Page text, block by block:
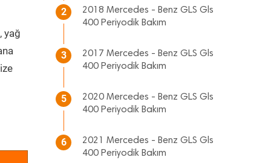
yağ
2
2018 Mercedes - Benz GLS Gls
400 Periyodik Bakım
3
2017 Mercedes - Benz GLS Gls
400 Periyodik Bakım
5
2020 Mercedes - Benz GLS Gls
400 Periyodik Bakım
6
2021 Mercedes - Benz GLS Gls
400 Periyodik Bakım